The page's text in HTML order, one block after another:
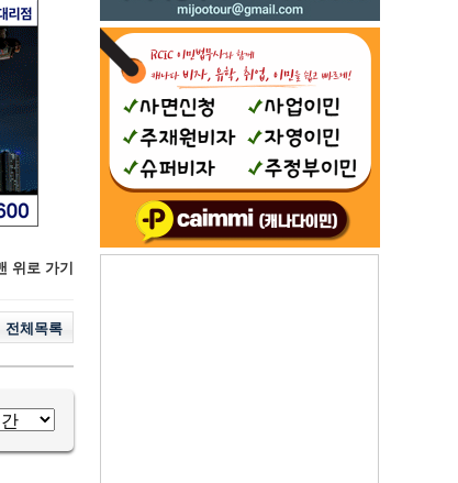
위로 가기
전체목록